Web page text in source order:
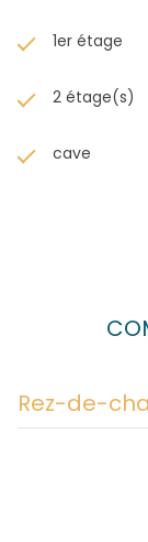
1er étage
2 étage(s)
cave
Rez-de-